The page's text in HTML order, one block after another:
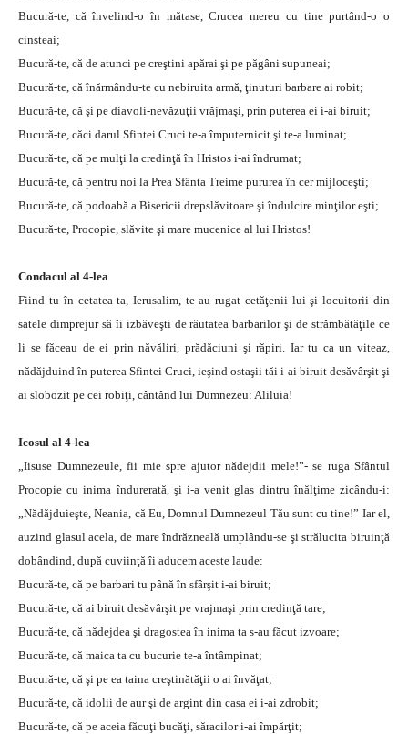
Bucură-te, că învelind-o în mătase, Crucea mereu cu tine purtând-o o
cinsteai;
Bucură-te, că de atunci pe creştini apărai şi pe păgâni supuneai;
Bucură-te, că înărmându-te cu nebiruita armă, ţinuturi barbare ai robit;
Bucură-te, că şi pe diavoli-nevăzuţii vrăjmaşi, prin puterea ei i-ai biruit;
Bucură-te, căci darul Sfintei Cruci te-a împuternicit şi te-a luminat;
Bucură-te, că pe mulţi la credinţă în Hristos i-ai îndrumat;
Bucură-te, că pentru noi la Prea Sfânta Treime pururea în cer mijloceşti;
Bucură-te, că podoabă a Bisericii drepslăvitoare şi îndulcire minţilor eşti;
Bucură-te, Procopie, slăvite şi mare mucenice al lui Hristos!
Condacul al 4-lea
Fiind tu în cetatea ta, Ierusalim, te-au rugat cetăţenii lui şi locuitorii din
satele dimprejur să îi izbăveşti de răutatea barbarilor şi de strâmbătăţile ce
li se făceau de ei prin năvăliri, prădăciuni şi răpiri. Iar tu ca un viteaz,
nădăjduind în puterea Sfintei Cruci, ieşind ostaşii tăi i-ai biruit desăvârşit şi
ai slobozit pe cei robiţi, cântând lui Dumnezeu: Aliluia!
Icosul al 4-lea
„Iisuse Dumnezeule, fii mie spre ajutor nădejdii mele!”- se ruga Sfântul
Procopie cu inima îndurerată, şi i-a venit glas dintru înălţime zicându-i:
„Nădăjduieşte, Neania, că Eu, Domnul Dumnezeul Tău sunt cu tine!” Iar el,
auzind glasul acela, de mare îndrăzneală umplându-se şi strălucita biruinţă
dobândind, după cuviinţă îi aducem aceste laude:
Bucură-te, că pe barbari tu până în sfârşit i-ai biruit;
Bucură-te, că ai biruit desăvârşit pe vrajmaşi prin credinţă tare;
Bucură-te, că nădejdea şi dragostea în inima ta s-au făcut izvoare;
Bucură-te, că maica ta cu bucurie te-a întâmpinat;
Bucură-te, că şi pe ea taina creştinătăţii o ai învăţat;
Bucură-te, că idolii de aur şi de argint din casa ei i-ai zdrobit;
Bucură-te, că pe aceia făcuţi bucăţi, săracilor i-ai împărţit;